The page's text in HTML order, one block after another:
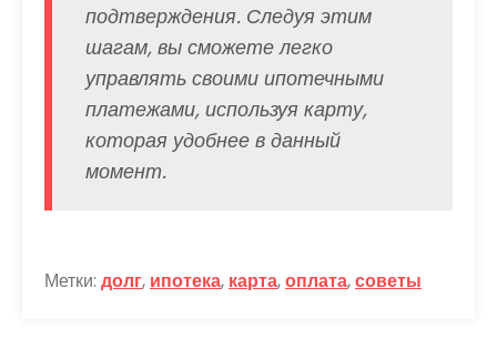
подтверждения. Следуя этим
шагам, вы сможете легко
управлять своими ипотечными
платежами, используя карту,
которая удобнее в данный
момент.
Метки: долг, ипотека, карта,оплата,советы